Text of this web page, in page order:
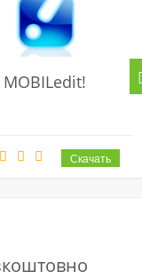
MOBILedit!